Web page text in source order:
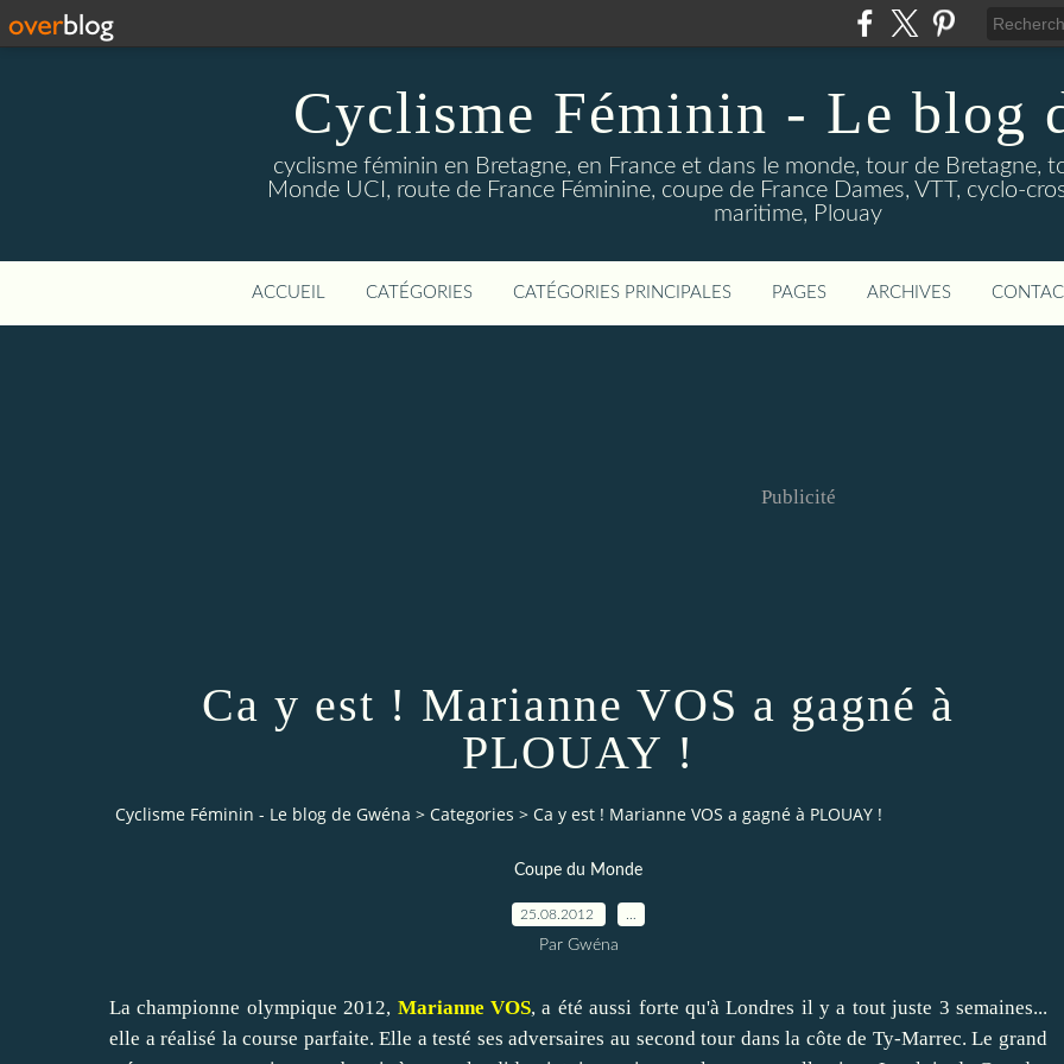
Cyclisme Féminin - Le blog
cyclisme féminin en Bretagne, en France et dans le monde, tour de Bretagne,
Monde UCI, route de France Féminine, coupe de France Dames, VTT, cyclo-
maritime, Plouay
ACCUEIL CATÉGORIES CATÉGORIES PRINCIPALES PAGES ARCHIVES
Publicité
Ca y est ! Marianne VOS a gagné à
PLOUAY !
Cyclisme Féminin - Le blog de Gwéna > Categories > Ca y est ! Marianne VOS a gagné à PLOUAY !
Coupe du Monde
25.08.2012
Par Gwéna
La championne olympique 2012, Marianne VOS, a été aussi forte qu'à Londres il y a tout juste 3 semaines...
elle a réalisé la course parfaite. Elle a testé ses adversaires au second tour dans la côte de Ty-Marrec. Le grand